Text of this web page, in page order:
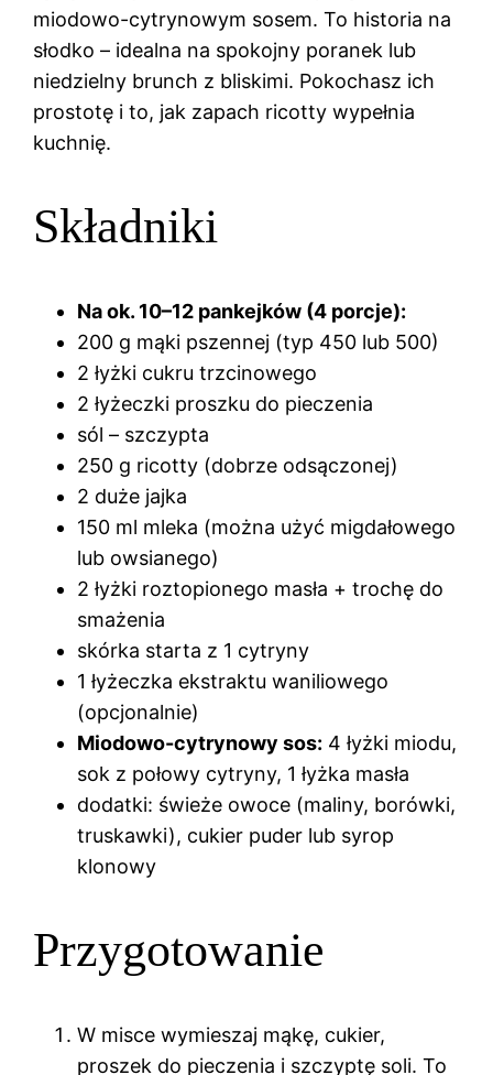
miodowo-cytrynowym sosem. To historia na
słodko – idealna na spokojny poranek lub
niedzielny brunch z bliskimi. Pokochasz ich
prostotę i to, jak zapach ricotty wypełnia
kuchnię.
Składniki
Na ok. 10–12 pankejków (4 porcje):
200 g mąki pszennej (typ 450 lub 500)
2 łyżki cukru trzcinowego
2 łyżeczki proszku do pieczenia
sól – szczypta
250 g ricotty (dobrze odsączonej)
2 duże jajka
150 ml mleka (można użyć migdałowego
lub owsianego)
2 łyżki roztopionego masła + trochę do
smażenia
skórka starta z 1 cytryny
1 łyżeczka ekstraktu waniliowego
(opcjonalnie)
Miodowo-cytrynowy sos: 4 łyżki miodu,
sok z połowy cytryny, 1 łyżka masła
dodatki: świeże owoce (maliny, borówki,
truskawki), cukier puder lub syrop
klonowy
Przygotowanie
W misce wymieszaj mąkę, cukier,
proszek do pieczenia i szczyptę soli. To